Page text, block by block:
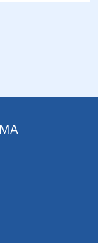
ba